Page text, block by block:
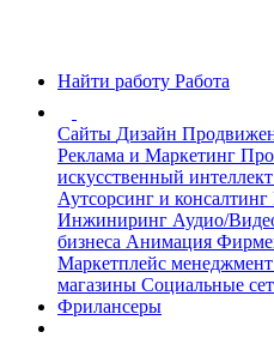
Найти работу Работа
Сайты Дизайн
Реклама и Маркетинг
искусственный интеллект
Аутсорсинг и консалтинг
Инжиниринг Аудио/
бизнеса Анимация
Маркетплейс менеджмент
магазины Социальные
Фрилансеры